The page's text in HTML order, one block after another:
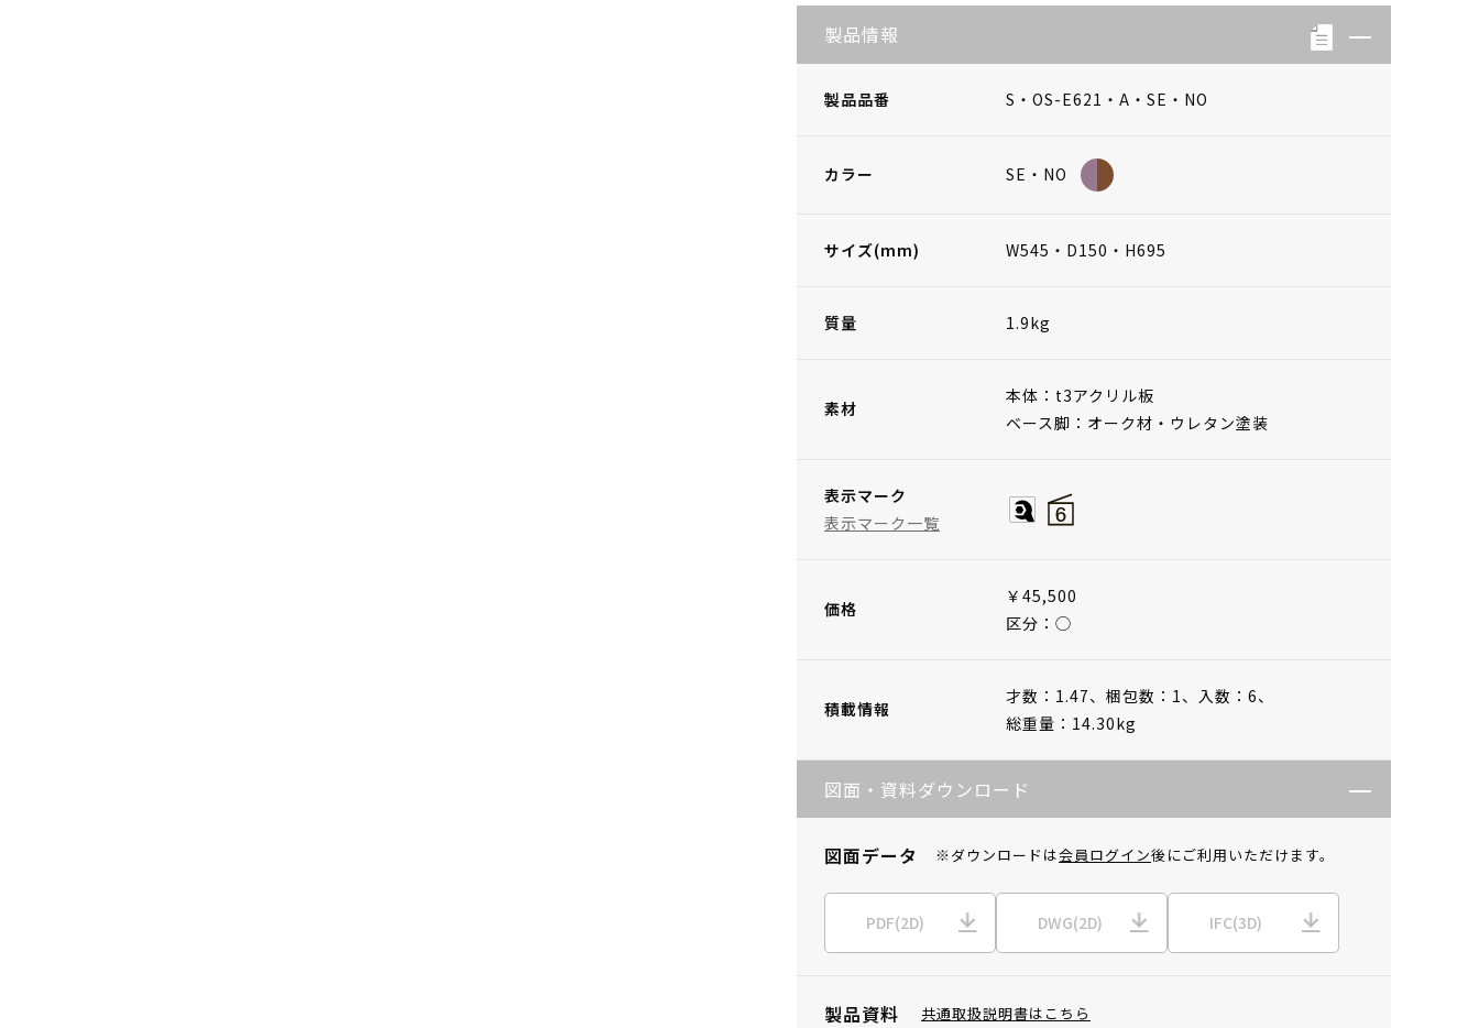
製品情報
製品品番 S・OS-E621・A・SE・NO
カラー SE・NO
サイズ(mm) W545・D150・H695
質量 1.9kg
素材
本体：t3アクリル板
ベース脚：オーク材・ウレタン塗装
表示マーク
表示マーク一覧
価格
￥45,500
区分：◯
積載情報
才数：1.47、 梱包数：1、 入数：6、
総重量：14.30kg
図面・資料ダウンロード
図面データ ※ダウンロードは会員ログイン後にご利用いただけます。
PDF(2D) DWG(2D) IFC(3D)
製品資料 共通取扱説明書はこちら